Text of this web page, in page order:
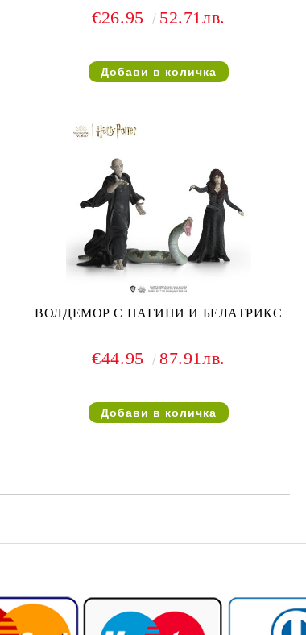
€26.95 52.71лв.
ВОЛДЕМОР С НАГИНИ И БЕЛАТРИКС
€44.95 87.91лв.